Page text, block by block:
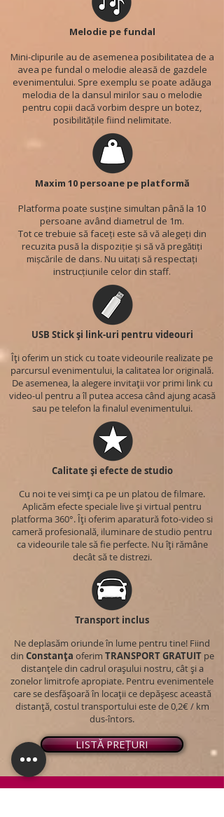
Melodie pe fundal
Mini-clipurile au de asemenea posibilitatea de a
avea pe fundal o melodie aleasă de gazdele
evenimentului. Spre exemplu se poate adăuga
melodia de la dansul mirilor sau o melodie
pentru copii dacă vorbim despre un botez,
posibilitățile fiind nelimitate.
Maxim 10 persoane pe platformă
Platforma poate susține simultan până la 10
persoane având diametrul de 1m.
Tot ce trebuie să faceți este să vă alegeți din
recuzita pusă la dispoziție și să vă pregătiți
mișcările de dans. Nu uitați să respectați
instrucțiunile celor din staff.
USB Stick și link-uri pentru videouri
Îți oferim un stick cu toate videourile realizate pe
parcursul evenimentului, la calitatea lor originală.
De asemenea, la alegere invitații vor primi link cu
video-ul pentru a îl putea accesa când ajung acasă
sau pe telefon la finalul evenimentului.
Calitate și efecte de studio
Cu noi te vei simți ca pe un platou de filmare.
Aplicăm efecte speciale live și virtual pentru
platforma 360°. Îți oferim aparatură foto-video si
cameră profesională, iluminare de studio pentru
ca videourile tale să fie perfecte. Nu îți rămâne
decât să te distrezi.
Transport inclus
Ne deplasăm oriunde în lume pentru tine! Fiind
din Constanța oferim TRANSPORTGRATUITpe
distanțele din cadrul orașului nostru, cât și a
zonelor limitrofe apropiate. Pentru evenimentele
care se desfășoară în locații ce depășesc această
distanță, costul transportului este de 0,2€ / km
dus-întors.
LISTĂ PREȚURI